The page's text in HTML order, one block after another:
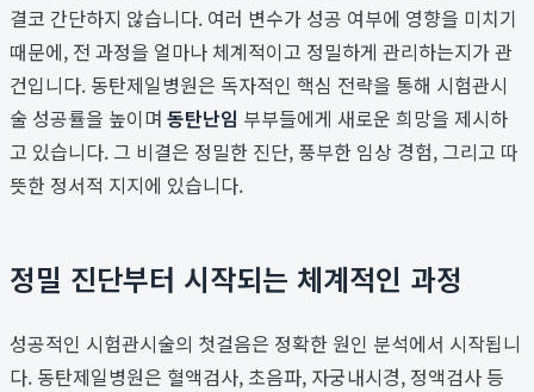
결코 간단하지 않습니다. 여러 변수가 성공 여부에 영향을 미치기
때문에, 전 과정을 얼마나 체계적이고 정밀하게 관리하는지가 관
건입니다. 동탄제일병원은 독자적인 핵심 전략을 통해 시험관시
술 성공률을 높이며 동탄난임 부부들에게 새로운 희망을 제시하
고 있습니다. 그 비결은 정밀한 진단, 풍부한 임상 경험, 그리고 따
뜻한 정서적 지지에 있습니다.
정밀 진단부터 시작되는 체계적인 과정
성공적인 시험관시술의 첫걸음은 정확한 원인 분석에서 시작됩니
다. 동탄제일병원은 혈액검사, 초음파, 자궁내시경, 정액검사 등